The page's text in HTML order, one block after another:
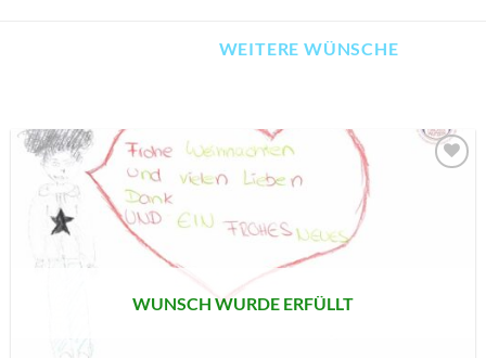
WEITERE WÜNSCHE
WUNSCH WURDE ERFÜLLT